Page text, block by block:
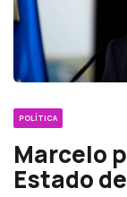
POLÍTICA
Marcelo
Estado